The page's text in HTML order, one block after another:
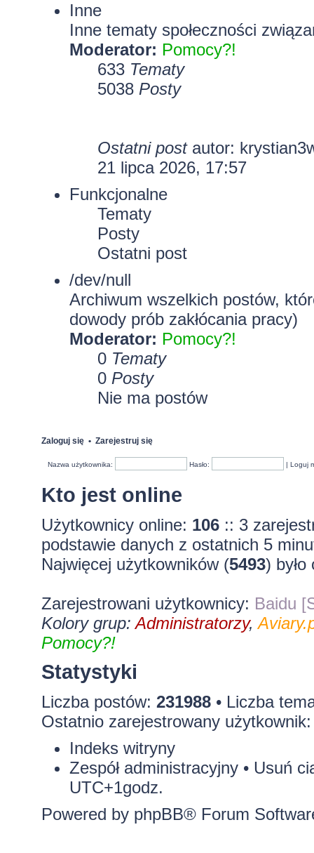
Inne
Inne tematy społeczności
Moderator: Pomocy?!
633 Tematy
5038 Posty
Ostatni postautor:
21 lipca 2026, 17:57
Funkcjonalne
Tematy
Posty
Ostatni post
/dev/null
Archiwum wszelkich postów,
dowody prób zakłócania pracy)
Moderator: Pomocy?!
0 Tematy
0 Posty
Nie ma postów
Zaloguj się• Zarejestruj się
Nazwa użytkownika: Hasło: |Loguj
Kto jest online
Użytkownicy online: 106:: 3
podstawie danych z ostatnich 5
Najwięcej użytkowników (5493)
Zarejestrowani użytkownicy: Baidu
Kolory grup:Administratorzy,
Pomocy?!
Statystyki
Liczba postów: 231988• Liczba
Ostatnio zarejestrowany
Indeks witryny
Zespół administracyjny• Usuń
UTC+1godz.
Powered by phpBB® Forum